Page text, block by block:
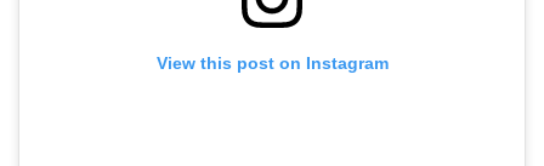
View this post on Instagram